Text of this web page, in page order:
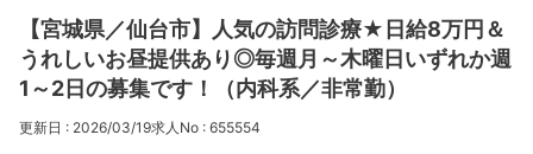
【宮城県／仙台市】人気の訪問診療★日給8万円＆
うれしいお昼提供あり◎毎週月～木曜日いずれか週
1～2日の募集です！（内科系／非常勤）
更新日 : 2026/03/19求人No : 655554